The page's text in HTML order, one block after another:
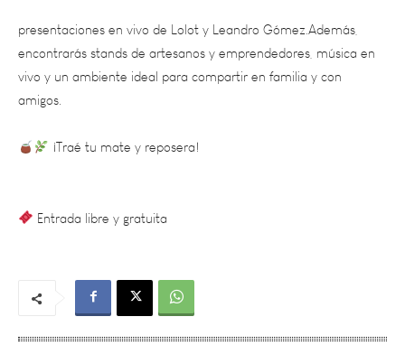
encontrarás stands de artesanos y emprendedores, música en
vivo y un ambiente ideal para compartir en familia y con
amigos.
¡Traé tu mate y reposera!